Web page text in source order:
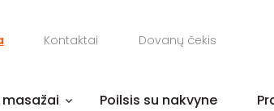
Kontaktai Dovanų čekis
masažai Poilsis su nakvyne